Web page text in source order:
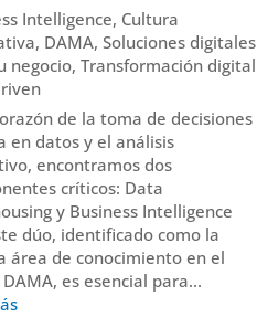
Intelligence, Cultura
, DAMA, Soluciones digitales
negocio, Transformación digital
de la toma de decisiones
en datos y el análisis
encontramos dos
críticos: Data
y Business Intelligence
dúo, identificado como la
área de conocimiento en el
es esencial para...